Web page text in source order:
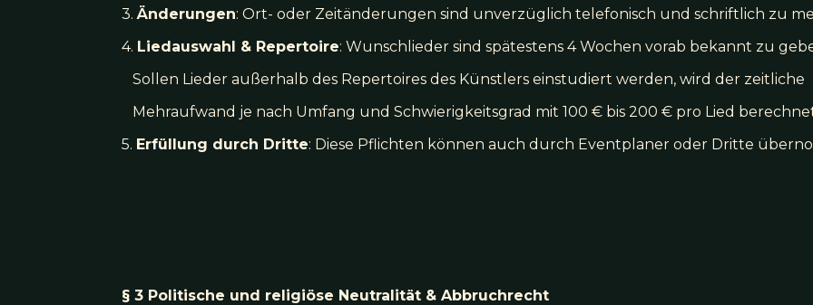
3.Änderungen: Ort- oder Zeitänderungen sind unverzüglich telefonisch und schriftlich zu
4. Liedauswahl & Repertoire: Wunschlieder sind spätestens 4 Wochen vorab bekannt zu
Sollen Lieder außerhalb des Repertoires des Künstlers einstudiert werden, wird der zeitliche
Mehraufwand je nach Umfang und Schwierigkeitsgrad mit 100 € bis 200 € pro Lied
5. Erfüllung durch Dritte: Diese Pflichten können auch durch Eventplaner oder Dritte
§ 3 Politische und religiöse Neutralität & Abbruchrecht